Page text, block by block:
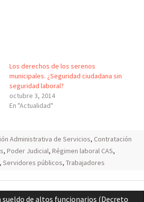
Los derechos de los serenos
municipales. ¿Seguridad ciudadana sin
seguridad laboral?
octubre 3, 2014
En "Actualidad"
Administrativa de Servicios, Contratación
, Poder Judicial, Régimen laboral CAS,
, Servidores públicos, Trabajadores
de altos funcionarios (Decreto